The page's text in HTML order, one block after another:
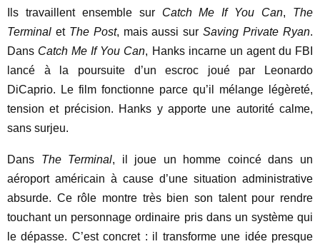
Ils travaillent ensemble sur Catch Me If You Can, The
Terminal et The Post, mais aussi surSaving Private Ryan.
Dans Catch Me If You Can, Hanks incarne un agent du FBI
lancé à la poursuite d’un escroc joué par Leonardo
DiCaprio. Le film fonctionne parce qu’il mélange légèreté,
tension et précision. Hanks y apporte une autorité calme,
sans surjeu.
Dans The Terminal, il joue un homme coincé dans un
aéroport américain à cause d’une situation administrative
absurde. Ce rôle montre très bien son talent pour rendre
touchant un personnage ordinaire pris dans un système qui
le dépasse. C’est concret : il transforme une idée presque